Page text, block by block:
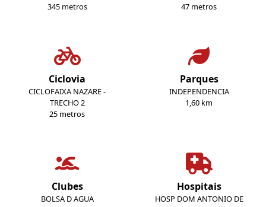
345 metros
47 metros
Ciclovia
CICLOFAIXA NAZARE -
TRECHO 2
25 metros
Parques
INDEPENDENCIA
1,60 km
Clubes
BOLSA D AGUA
Hospitais
HOSP DOM ANTONIO DE